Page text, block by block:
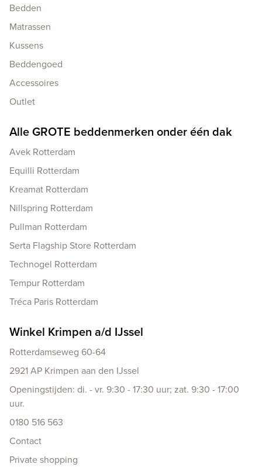
Bedden
Matrassen
Kussens
Beddengoed
Accessoires
Outlet
Alle GROTE beddenmerken onder één dak
Avek Rotterdam
Equilli Rotterdam
Kreamat Rotterdam
Nillspring Rotterdam
Pullman Rotterdam
Serta Flagship Store Rotterdam
Technogel Rotterdam
Tempur Rotterdam
Tréca Paris Rotterdam
Winkel Krimpen a/d IJssel
Rotterdamseweg 60-64
2921 AP Krimpen aan den IJssel
Openingstijden: di. - vr. 9:30 - 17:30 uur; zat. 9:30 - 17:00
uur.
0180 516 563
Contact
Private shopping